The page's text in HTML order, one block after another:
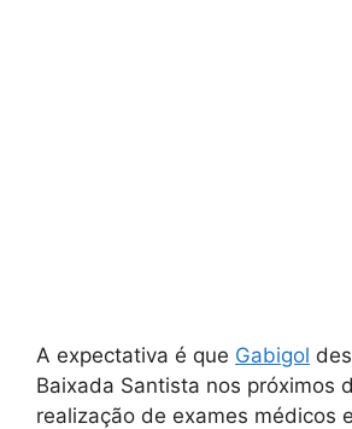
A expectativa é que Gabigol
Baixada Santista nos próximos
realização de exames médicos